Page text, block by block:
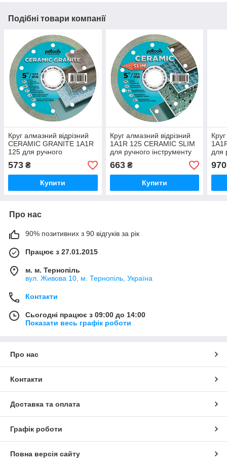
Подібні товари компанії
Круг алмазний вiдрiзний
СERAMIC GRANITE 1A1R
125 для ручного
інструменту
573 ₴
Купити
Круг алмазний вiдрiзний
1A1R 125 CERAMIC SLIM
для ручного інструменту
663₴
Купити
для
970
Про нас
90% позитивних з 90 відгуків за рік
Працює з 27.01.2015
м. м. Тернопіль
вул. Живова 10, м. Тернопіль, Україна
Контакти
Сьогодні працює з 09:00 до 14:00
Показати весь графік роботи
Про нас
Контакти
Доставка та оплата
Графік роботи
Повна версія сайту